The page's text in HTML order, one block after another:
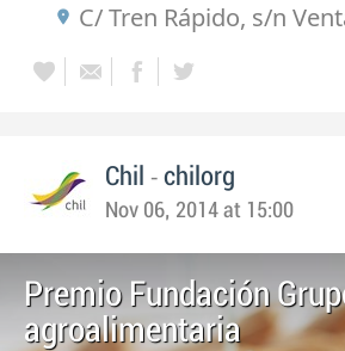
C/ Tren Rápido, s/n
Chil - chilorg
Nov 06, 2014 at 15:00
Premio Fundación
agroalimentaria